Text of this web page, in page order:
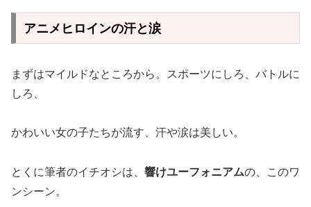
アニメヒロインの汗と涙
まずはマイルドなところから。スポーツにしろ、バトルに
しろ、
かわいい女の子たちが流す、汗や涙は美しい。
とくに筆者のイチオシは、響けユーフォニアムの、このワ
ンシーン。